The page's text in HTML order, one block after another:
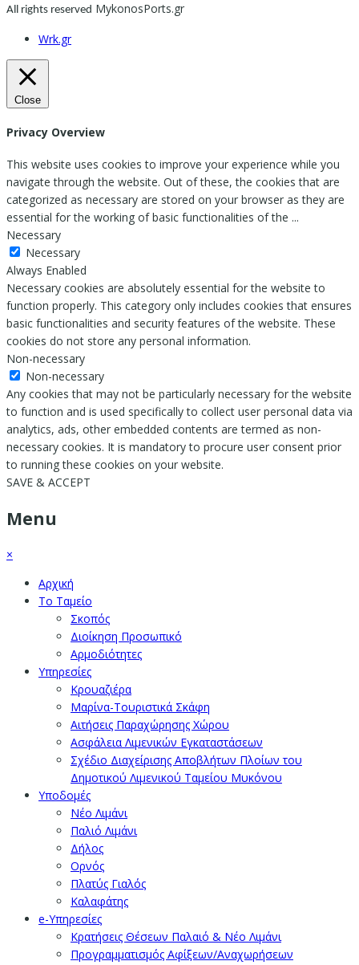
All rights reserved MykonosPorts.gr
Wrk.gr
Close
Privacy Overview
This website uses cookies to improve your experience while you
navigate through the website. Out of these, the cookies that are
categorized as necessary are stored on your browser as they are
essential for the working of basic functionalities of the ...
Necessary
Necessary
Always Enabled
Necessary cookies are absolutely essential for the website to
function properly. This category only includes cookies that ensures
basic functionalities and security features of the website. These
cookies do not store any personal information.
Non-necessary
Non-necessary
Any cookies that may not be particularly necessary for the website
to function and is used specifically to collect user personal data via
analytics, ads, other embedded contents are termed as non-
necessary cookies. It is mandatory to procure user consent prior
to running these cookies on your website.
SAVE & ACCEPT
Menu
×
Αρχική
Το Ταμείο
Σκοπός
Διοίκηση Προσωπικό
Αρμοδιότητες
Υπηρεσίες
Κρουαζιέρα
Μαρίνα-Τουριστικά Σκάφη
Αιτήσεις Παραχώρησης Χώρου
Ασφάλεια Λιμενικών Εγκαταστάσεων
Σχέδιο Διαχείρισης Αποβλήτων Πλοίων του
Δημοτικού Λιμενικού Ταμείου Μυκόνου
Υποδομές
Νέο Λιμάνι
Παλιό Λιμάνι
Δήλος
Ορνός
Πλατύς Γιαλός
Καλαφάτης
e-Υπηρεσίες
Κρατήσεις Θέσεων Παλαιό & Νέο Λιμάνι
Προγραμματισμός Αφίξεων/Αναχωρήσεων